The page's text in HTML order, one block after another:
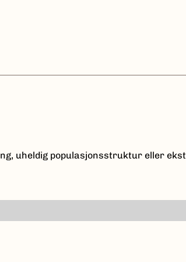
uheldig populasjonsstruktur eller